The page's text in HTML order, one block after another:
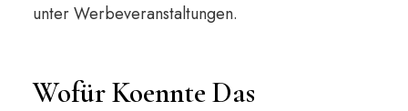
unter Werbeveranstaltungen.
Wofür Koennte Das